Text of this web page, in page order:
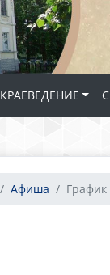
КРАЕВЕДЕНИЕ
Афиша График